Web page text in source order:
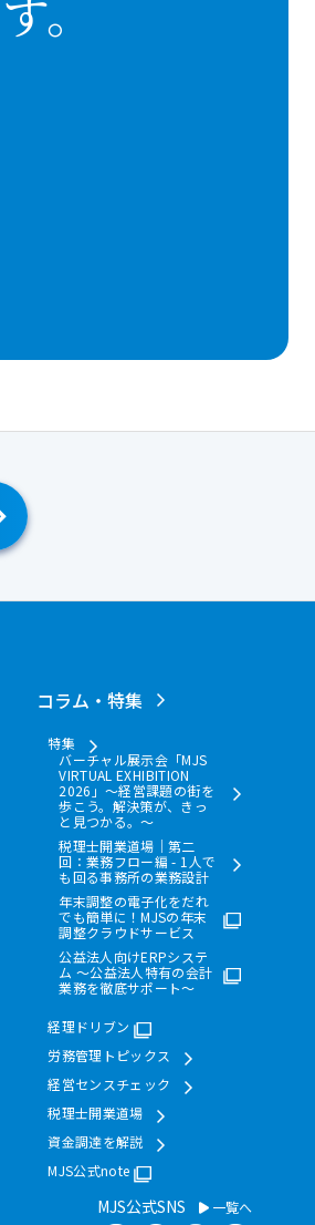
コラム・特集
特集
バーチャル展示会「MJS
VIRTUAL EXHIBITION
2026」～経営課題の街を
歩こう。解決策が、きっ
と見つかる。～
税理士開業道場｜第二
回：業務フロー編 - 1人で
も回る事務所の業務設計
年末調整の電子化をだれ
でも簡単に！MJSの年末
調整クラウドサービス
公益法人向けERPシステ
ム ～公益法人特有の会計
業務を徹底サポート～
経理ドリブン
労務管理トピックス
経営センスチェック
税理士開業道場
資金調達を解説
MJS公式note
MJS公式SNS 一覧へ